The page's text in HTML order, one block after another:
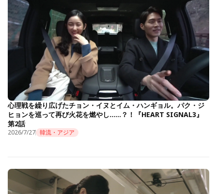
心理戦を繰り広げたチョン・イヌとイム・ハンギョル。パク・ジ
ヒョンを巡って再び火花を燃やし……？！『HEART SIGNAL3』
第2話
2026/7/27 韓流・アジア